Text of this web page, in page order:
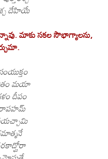
దేహియే
మాకు సకల సౌభాగ్యాలను,
మయా
దీపం